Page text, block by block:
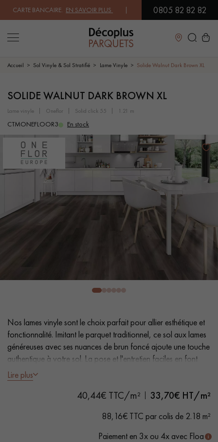
BANCAIRE.EN SAVOIR PLUS| PROFITEZ DE NOS PETITS PRIX .
0805 82 82 82
Fermer
LES RECHERCHES LES PLUS COURANTES
SOL PLAQUÉ BOIS VERITABLES PARQUETS À MOTIFS
PARQUET EN BOIS EXOTIQUE
PARQUET HUILÉ PARQUET EN BOIS BRUT
PARQUET FUMÉ
PARQUET EN CHÊNE
Nos conseillers sont disponibles au
0805 82 82 82
VOUS AVEZ UN PROJET ?
Nos experts sont à votre disposition pour vous guider pas à
pas dans le choix et la pose de votre parquet.
Accueil Sol Vinyle & Sol Stratifié Lame Vinyle Solide Walnut Dark Brown XL
SOLIDE WALNUT DARK BROWN XL
lame vinyle oneflor solid click 55 1.21 m
CTMONEFLOOR3 En stock
Nos lames vinyle sont le choix parfait pour allier esthétique et
fonctionnalité. Imitant le parquet traditionnel, ce sol aux lames
généreuses avec ses nuances de brun foncé ajoute une touche
authentique à votre sol. La pose et l'entretien faciles en font
une solution pratique.
- Aspect noyer naturel
Lire plus
40,44€ TTC/m² 33,70€ HT/m²
88,16€ TTC par colis de 2.18 m²
Paiement en 3x ou 4x avec Floa